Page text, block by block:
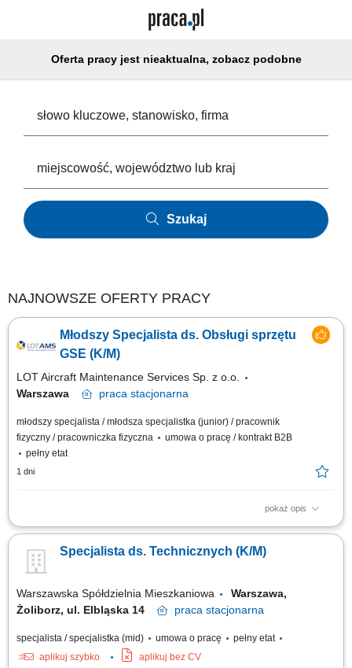
Oferta pracy jest nieaktualna, zobacz podobne
Szukaj
NAJNOWSZE OFERTY PRACY
Młodszy Specjalista ds. Obsługi sprzętu
GSE (K/M)
LOT Aircraft Maintenance Services Sp. z o.o.
Warszawa
praca stacjonarna
młodszy specjalista / młodsza specjalistka (junior) / pracownik
fizyczny / pracowniczka fizyczna
umowa o pracę / kontrakt B2B
pełny etat
1 dni
pokaż opis
Obowiązki na stanowisku: Diagnozowanie usterek oraz usuwanie awarii
technicznych i konserwacji zgodnie z wytycznymi producentów.
Monitorowanie oraz utrzymywanie minimalnych stanów magazynowych
Specjalista ds. Technicznych (K/M)
Warszawska Spółdzielnia Mieszkaniowa
Warszawa,
Żoliborz, ul. Elbląska 14
praca stacjonarna
specjalista / specjalistka (mid) umowa o pracę
pełny etat
aplikuj szybko
aplikuj bez CV